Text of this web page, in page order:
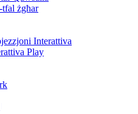
tfal żgħar
Interattiva
Play